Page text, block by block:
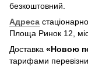
безкоштовний.
Адреса
Площа Ринок 12,
Доставка «Новою
тарифами